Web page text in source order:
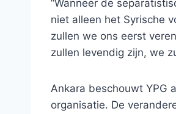
“Wanneer de
niet alleen het Syrische
zullen we ons eerst
zullen levendig zijn, we
Ankara beschouwt YPG
organisatie. De